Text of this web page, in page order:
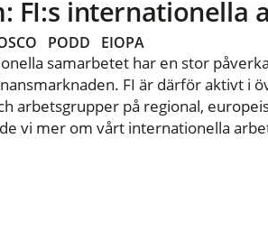
FI:s internationella
PODD EIOPA
samarbetet har en stor
FI är därför aktivt i
arbetsgrupper på regional,
vi mer om vårt internationella